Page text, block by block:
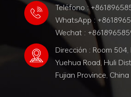
Teléfono :
WhatsApp :
Wechat :
Dirección : Room 504,
Yuehua Road, Huli
Fujian Province, China